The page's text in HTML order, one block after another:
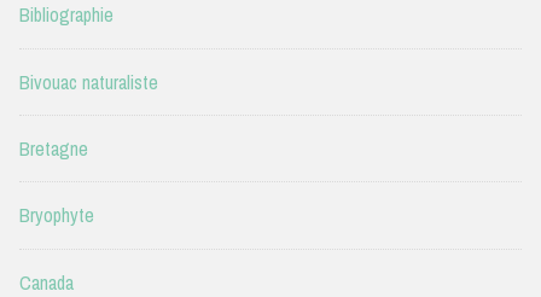
Bibliographie
Bivouac naturaliste
Bretagne
Bryophyte
Canada